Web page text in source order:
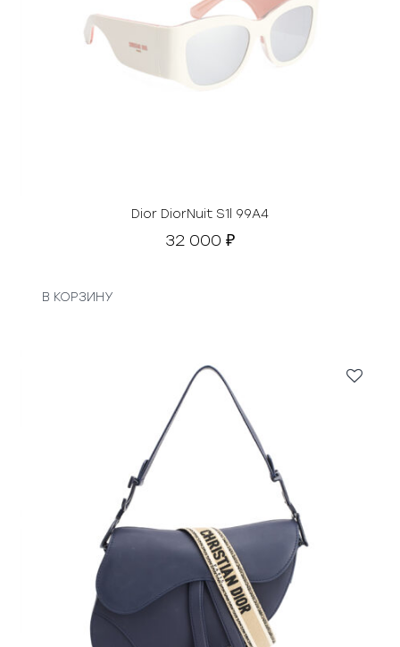
Dior DiorNuit S1l 99A4
32 000 ₽
В КОРЗИНУ